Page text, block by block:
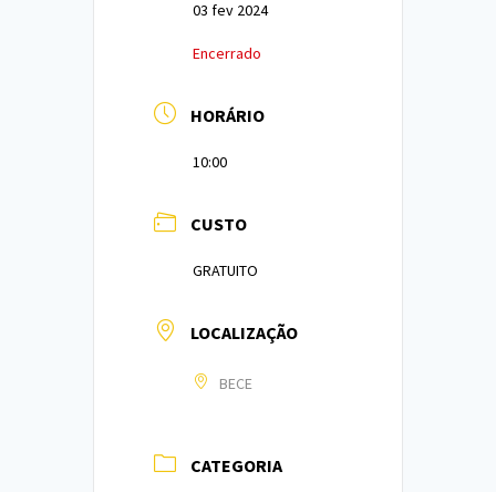
03 fev 2024
Encerrado
HORÁRIO
10:00
CUSTO
GRATUITO
LOCALIZAÇÃO
BECE
CATEGORIA